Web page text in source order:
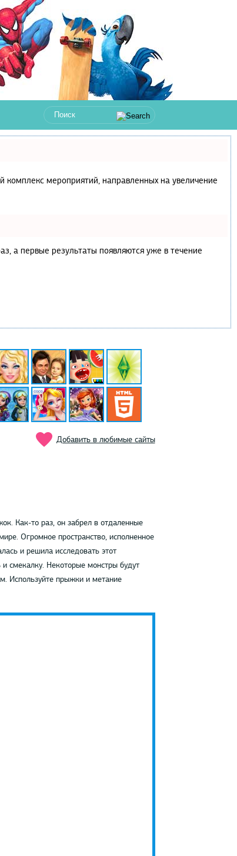
комплекс мероприятий, направленных на увеличение
а первые результаты появляются уже в течение
Добавить в любимые сайты
Как-то раз, он забрел в отдаленные
Огромное пространство, исполненное
и решила исследовать этот
смекалку. Некоторые монстры будут
Используйте прыжки и метание